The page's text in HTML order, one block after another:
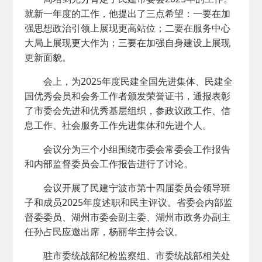
就新一年度的工作，他提出了三点希望：一要在加
强思想政治引领上展现更高站位；二要在服务中心
大局上展现更大作为；三要在加强自身建设上展现
更新面貌。
会上，为2025年度民建全国先进集体、民建全
国优秀会员和会务工作者颁发荣誉证书，通报表彰
了市委会先进和优秀基层组织，参政议政工作、信
息工作、社会服务工作先进集体和先进个人。
会议分为三个小组围绕市委会常委会工作报告
和内部监督委员会工作报告进行了讨论。
会议开展了民建宁波市第十四届委员会领导班
子和成员2025年度述职和民主评议。省委会内部监
督委委员、湖州市委会副主委、湖州市政务办副主
任孙占民应邀出席，杨丽华主持会议。
驻市委统战部纪检监察组、市委统战部相关处